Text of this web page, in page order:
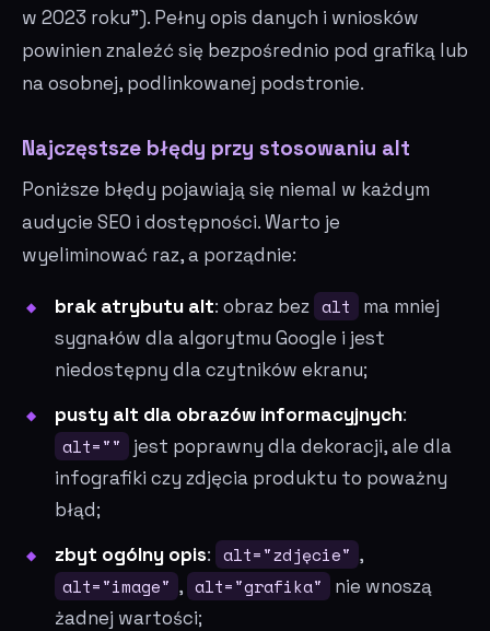
w 2023 roku"). Pełny opis danych i wniosków
powinien znaleźć się bezpośrednio pod grafiką lub
na osobnej, podlinkowanej podstronie.
Najczęstsze błędy przy stosowaniu alt
Poniższe błędy pojawiają się niemal w każdym
audycie SEO i dostępności. Warto je
wyeliminować raz, a porządnie:
brak atrybutu alt: obraz bez alt
ma mniej
sygnałów dla algorytmu Google i jest
niedostępny dla czytników ekranu;
pusty alt dla obrazów informacyjnych:
alt=""
jest poprawny dla dekoracji, ale dla
infografiki czy zdjęcia produktu to poważny
błąd;
zbyt ogólny opis: alt="zdjęcie" ,
alt="image" , alt="grafika"
nie wnoszą
żadnej wartości;